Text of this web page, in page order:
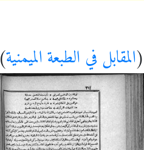
(المقابل في الطبعة الميمنية)